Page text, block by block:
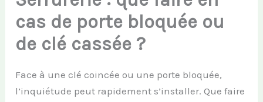
cas de porte bloquée ou
de clé cassée ?
Face à une clé coincée ou une porte bloquée,
l’inquiétude peut rapidement s’installer. Que faire